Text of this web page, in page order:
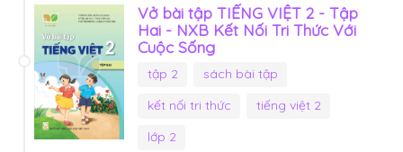
Vở bài tập TIẾNG VIỆT 2 - Tập
Hai - NXB Kết Nối Tri Thức Với
Cuộc Sống
tập 2
sách bài tập
kết nối tri thức
tiếng việt 2
lớp 2